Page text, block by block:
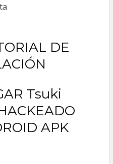
DE
Tsuki
APK